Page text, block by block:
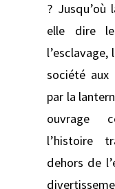
? Jusqu’où
elle dire
société aux
par la
ouvrage
l’histoire
dehors de